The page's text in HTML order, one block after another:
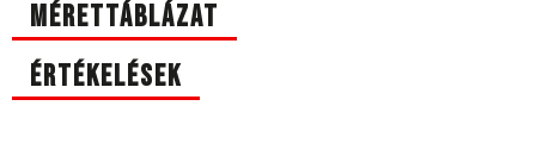
Mérettáblázat
Értékelések